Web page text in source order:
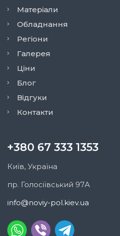
Матеріали
Обладнання
Регіони
Галерея
Ціни
Блог
Відгуки
Контакти
+380 67 333 1353
Київ, Україна
пр. Голосіївський 97А
info@noviy-pol.kiev.ua